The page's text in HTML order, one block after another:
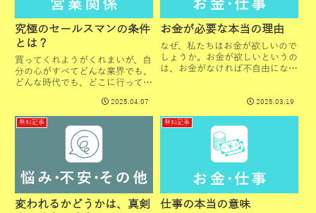
究極のセールスマンの条件
とは？
買ってくれようがくれまいが、自
分の心がすべてどんな業界でも、
どんな時代でも、どこに行っても
件はズバリ、次の三点を満たして
いることだと私は確信していま
す。 １・愛が溢れ出ている人
２・全てを愛せる人 ３・神と一
2025.04.07
お金が必要な本当の理由
なぜ、私たちはお金が欲しいので
しょうか。お金が欲しいというの
は、お金がなければ不自由になる
いからです。お金があったら自由
にどこにでも行けるし、何でも食
べられるし、好きなものを何で
2025.03.19
無料記事
変われるかどうかは、真剣
無料記事
仕事の本当の意味